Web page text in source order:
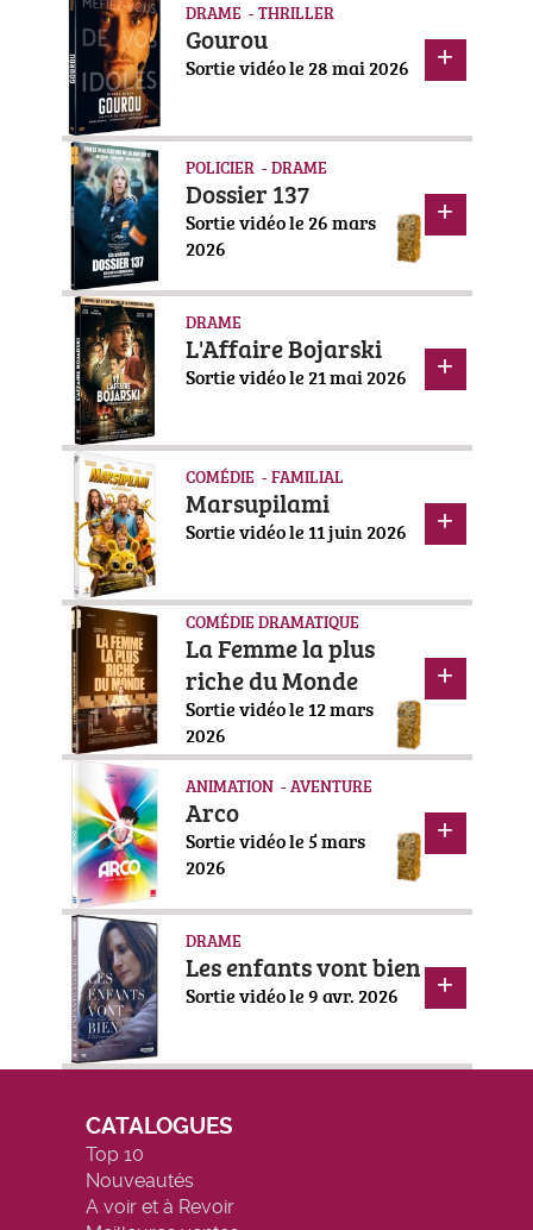
DRAME - THRILLER
Gourou
Sortie vidéo le 28 mai 2026
POLICIER - DRAME
Dossier 137
Sortie vidéo le 26 mars
2026
DRAME
L'Affaire Bojarski
Sortie vidéo le 21 mai 2026
COMÉDIE - FAMILIAL
Marsupilami
Sortie vidéo le 11 juin 2026
COMÉDIE DRAMATIQUE
La Femme la plus
riche du Monde
Sortie vidéo le 12 mars
2026
ANIMATION - AVENTURE
Arco
Sortie vidéo le 5 mars
2026
DRAME
Les enfants vont bien
Sortie vidéo le 9 avr. 2026
CATALOGUES
Top 10
Nouveautés
A voir et à Revoir